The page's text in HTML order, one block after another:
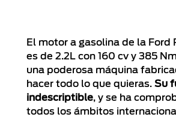
El motor a gasolina de la Ford
es de 2.2L con 160 cv y 385
una poderosa máquina
hacer todo lo que quieras. Su
indescriptible, y se ha
todos los ámbitos